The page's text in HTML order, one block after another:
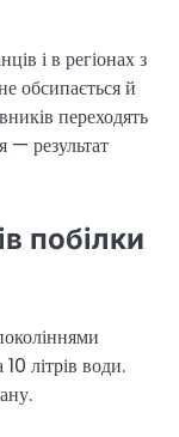
і в регіонах з
обсипається й
переходять
— результат
побілки
літрів води.